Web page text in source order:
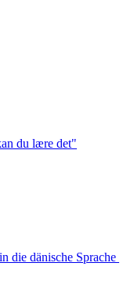
du lære det"
die dänische Sprache